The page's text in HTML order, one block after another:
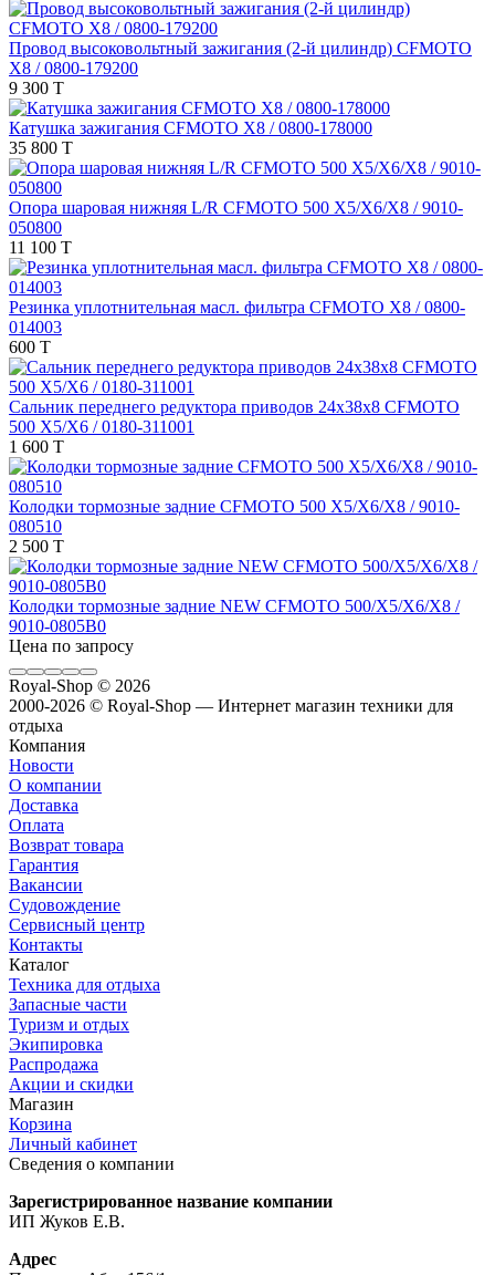
Провод высоковольтный зажигания (2-й цилиндр) CFMOTO
X8 / 0800-179200
9 300 T
Катушка зажигания CFMOTO X8 / 0800-178000
35 800 T
Опора шаровая нижняя L/R CFMOTO 500 X5/X6/X8 / 9010-
050800
11 100 T
Резинка уплотнительная масл. фильтра CFMOTO X8 / 0800-
014003
600 T
Сальник переднего редуктора приводов 24х38х8 CFMOTO
500 X5/X6 / 0180-311001
1 600 T
Колодки тормозные задние CFMOTO 500 X5/X6/X8 / 9010-
080510
2 500 T
Колодки тормозные задние NEW CFMOTO 500/X5/X6/X8 /
9010-0805B0
Цена по запросу
Royal-Shop © 2026
2000-2026 © Royal-Shop — Интернет магазин техники для
отдыха
Компания
Новости
О компании
Доставка
Оплата
Возврат товара
Гарантия
Вакансии
Судовождение
Сервисный центр
Контакты
Каталог
Техника для отдыха
Запасные части
Туризм и отдых
Экипировка
Распродажа
Акции и скидки
Магазин
Корзина
Личный кабинет
Сведения о компании
Зарегистрированное название компании
ИП Жуков Е.В.
Адрес